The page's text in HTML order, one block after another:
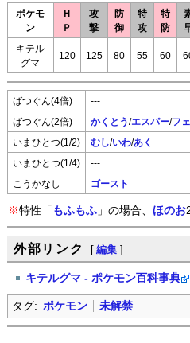
ポケモ
ン
Ｈ
Ｐ
攻
撃
防
御
特
攻
特
防
キテル
グマ
120 125 80 55 60
ばつぐん(4倍) ---
ばつぐん(2倍) かくとう/エスパー/フ
いまひとつ(1/2) むし/いわ/あく
いまひとつ(1/4) ---
こうかなし ゴースト
※特性「 もふもふ 」の場合、ほのお
外部リンク [ 編集 ]
キテルグマ - ポケモン百科事典
タグ: ポケモン 未解禁